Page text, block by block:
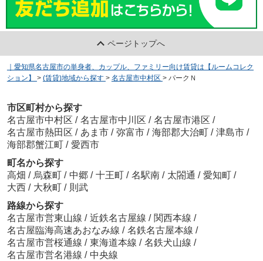
ページトップへ
｜愛知県名古屋市の単身者、カップル、ファミリー向け賃貸は【ルームコレク
ション】
> (賃貸)地域から探す > 名古屋市中村区 > パークＮ
市区町村から探す
名古屋市中村区 / 名古屋市中川区 / 名古屋市港区 /
名古屋市熱田区 / あま市 / 弥富市 / 海部郡大治町 / 津島市 /
海部郡蟹江町 / 愛西市
町名から探す
高畑 / 烏森町 / 中郷 / 十王町 / 名駅南 / 太閤通 / 愛知町 /
大西 / 大秋町 / 則武
路線から探す
名古屋市営東山線 / 近鉄名古屋線 / 関西本線 /
名古屋臨海高速あおなみ線 / 名鉄名古屋本線 /
名古屋市営桜通線 / 東海道本線 / 名鉄犬山線 /
名古屋市営名港線 / 中央線